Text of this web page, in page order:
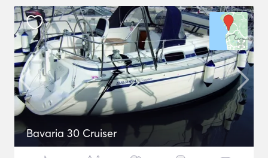
Bavaria 30 Cruiser